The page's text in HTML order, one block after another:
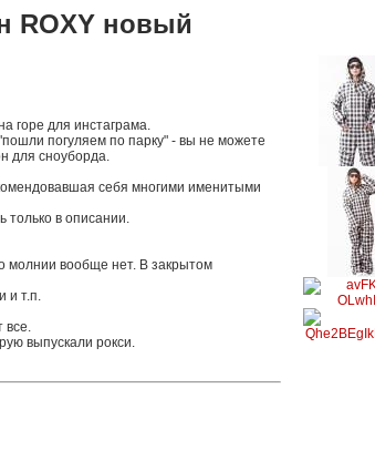
ROXY новый
горе для инстаграма.
погуляем по парку" - вы не можете
для сноуборда.
себя многими именитыми
только в описании.
молнии вообще нет. В закрытом
и т.п.
все.
выпускали рокси.